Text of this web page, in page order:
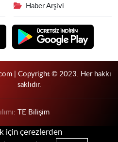
Haber Arşivi
| Copyright © 2023. Her hakkı
saklıdır.
TE Bilişim
için çerezlerden